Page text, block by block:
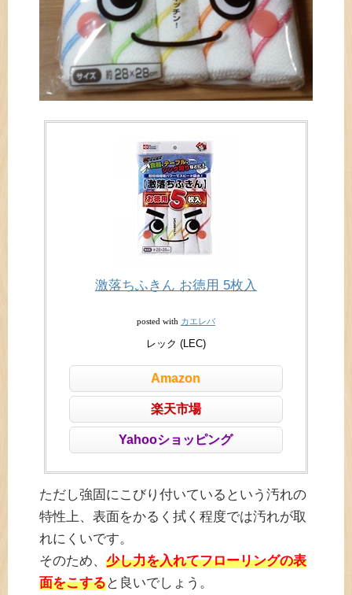
激落ちふきん お徳用 5枚入
posted with カエレバ
レック (LEC)
Amazon
楽天市場
Yahooショッピング
ただし強固にこびり付いているという汚れの
特性上、表面をかるく拭く程度では汚れが取
れにくいです。
そのため、 少し力を入れてフローリングの表
面をこすると良いでしょう。